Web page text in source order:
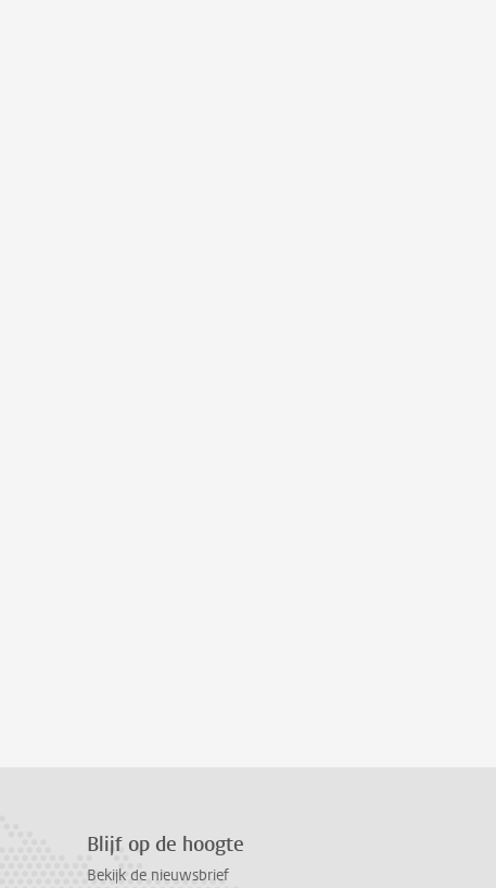
Blijf op de hoogte
Bekijk de nieuwsbrief